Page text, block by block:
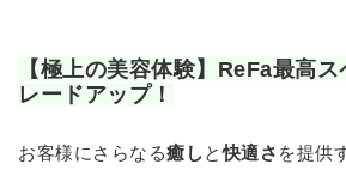
【極上の美容体験】ReFa最高
レードアップ！
お客様にさらなる癒しと快適さ を提供